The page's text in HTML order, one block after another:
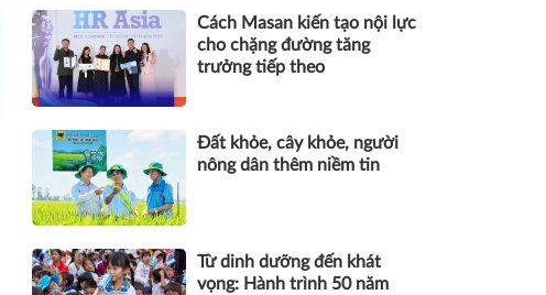
Cách Masan kiến tạo nội lực
cho chặng đường tăng
trưởng tiếp theo
Đất khỏe, cây khỏe, người
nông dân thêm niềm tin
Từ dinh dưỡng đến khát
vọng: Hành trình 50 năm